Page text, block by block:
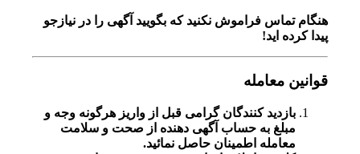
هنگام تماس فراموش نکنید که بگویید آگهی را در نیازجو
پیدا کرده اید!
قوانین معامله
بازدید کنندگان گرامی قبل از واریز هرگونه وجه و
مبلغ به حساب آگهی دهنده از صحت و سلامت
معامله اطمینان حاصل نمائید.